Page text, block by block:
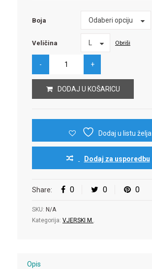
Boja Odaberi opciju
Boja
Veličina L
Veličina Obriši
DODAJ U KOŠARICU
Dodaj u listu želja
Dodaj za usporedbu
Share: 0 0 0
SKU: N/A
Kategorija: VJERSKI M..
Opis